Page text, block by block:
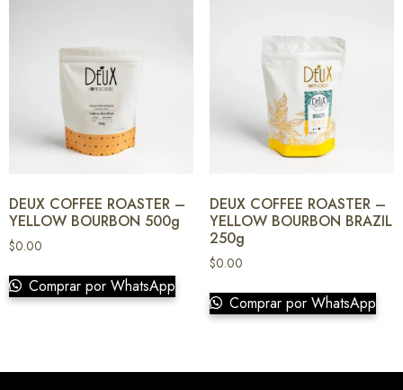
DEUX COFFEE ROASTER –
YELLOW BOURBON 500g
$0.00
Comprar por WhatsApp
DEUX COFFEE ROASTER –
YELLOW BOURBON BRAZIL
250g
$0.00
Comprar por WhatsApp